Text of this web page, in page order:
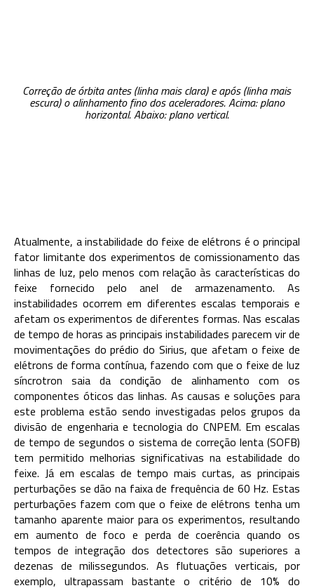
Correção de órbita antes (linha mais clara) e após (linha mais
escura) o alinhamento fino dos aceleradores. Acima: plano
horizontal. Abaixo: plano vertical.
Atualmente, a instabilidade do feixe de elétrons é o principal
fator limitante dos experimentos de comissionamento das
linhas de luz, pelo menos com relação às características do
feixe fornecido pelo anel de armazenamento. As
instabilidades ocorrem em diferentes escalas temporais e
afetam os experimentos de diferentes formas. Nas escalas
de tempo de horas as principais instabilidades parecem vir de
movimentações do prédio do Sirius, que afetam o feixe de
elétrons de forma contínua, fazendo com que o feixe de luz
síncrotron saia da condição de alinhamento com os
componentes óticos das linhas. As causas e soluções para
este problema estão sendo investigadas pelos grupos da
divisão de engenharia e tecnologia do CNPEM. Em escalas
de tempo de segundos o sistema de correção lenta (SOFB)
tem permitido melhorias significativas na estabilidade do
feixe. Já em escalas de tempo mais curtas, as principais
perturbações se dão na faixa de frequência de 60 Hz. Estas
perturbações fazem com que o feixe de elétrons tenha um
tamanho aparente maior para os experimentos, resultando
em aumento de foco e perda de coerência quando os
tempos de integração dos detectores são superiores a
dezenas de milissegundos. As flutuações verticais, por
exemplo, ultrapassam bastante o critério de 10% do